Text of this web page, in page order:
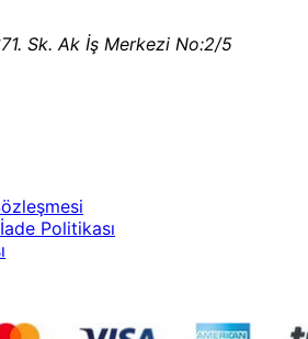
Sk. Ak İş Merkezi No:2/5
Politikası